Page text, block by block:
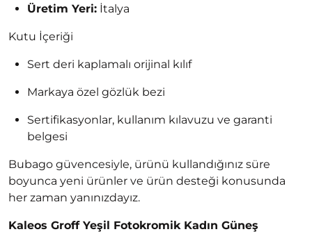
Üretim Yeri: İtalya
Kutu İçeriği
Sert deri kaplamalı orijinal kılıf
Markaya özel gözlük bezi
Sertifikasyonlar, kullanım kılavuzu ve garanti
belgesi
Bubago güvencesiyle, ürünü kullandığınız süre
boyunca yeni ürünler ve ürün desteği konusunda
her zaman yanınızdayız.
Kaleos Groff Yeşil Fotokromik Kadın Güneş